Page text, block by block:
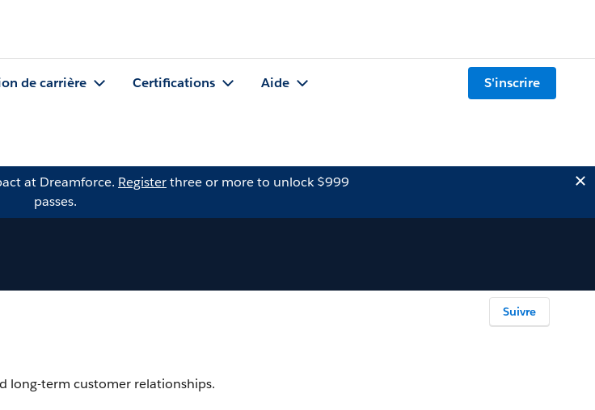
de carrière Certifications Aide S'inscrire
at Dreamforce. Registerthree or more to unlock $999
passes.
Suivre